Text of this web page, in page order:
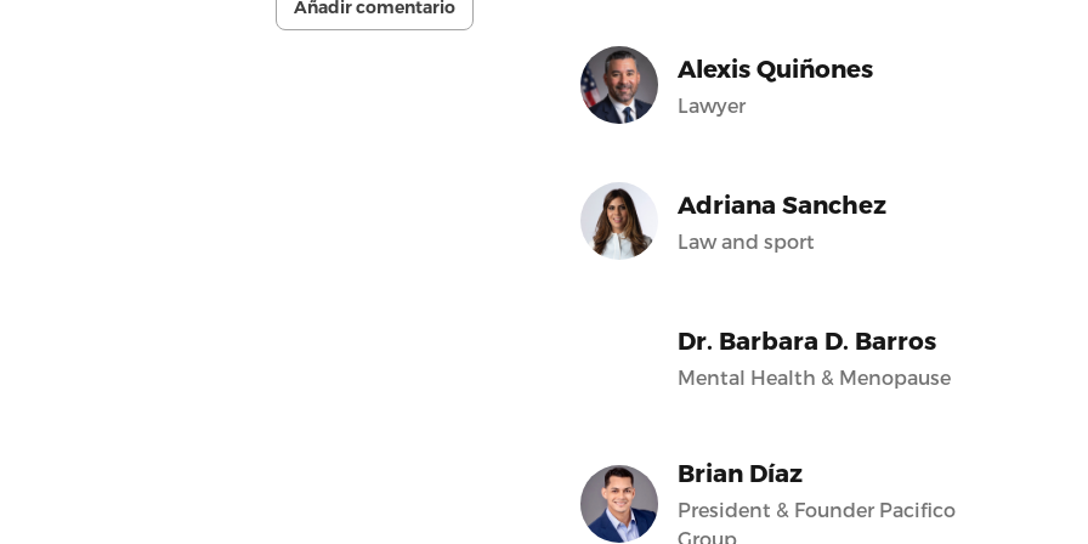
Añadir comentario
Alexis Quiñones
Lawyer
Adriana Sanchez
Law and sport
Dr. Barbara D. Barros
Mental Health & Menopause
Brian Díaz
President & Founder Pacifico
Group